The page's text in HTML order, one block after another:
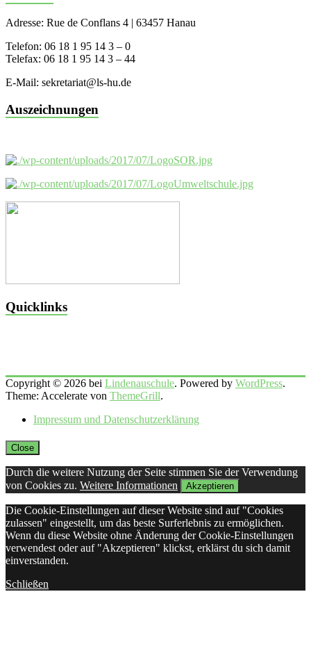
Adresse: Rue de Conflans 4 | 63457 Hanau
Telefon: 06 18 1 95 14 3 – 0
Telefax: 06 18 1 95 14 3 – 44
E-Mail: sekretariat@ls-hu.de
Auszeichnungen
Quicklinks
Copyright © 2026 bei Lindenauschule. Powered by WordPress.
Theme: Accelerate von ThemeGrill.
Impressum und Datenschutzerklärung
Close
Durch die weitere Nutzung der Seite stimmen Sie der Verwendung
von Cookies zu. Weitere Informationen Akzeptieren
Die Cookie-Einstellungen auf dieser Website sind auf "Cookies
zulassen" eingestellt, um das beste Surferlebnis zu ermöglichen.
Wenn du diese Website ohne Änderung der Cookie-Einstellungen
verwendest oder auf "Akzeptieren" klickst, erklärst du sich damit
einverstanden.
Schließen